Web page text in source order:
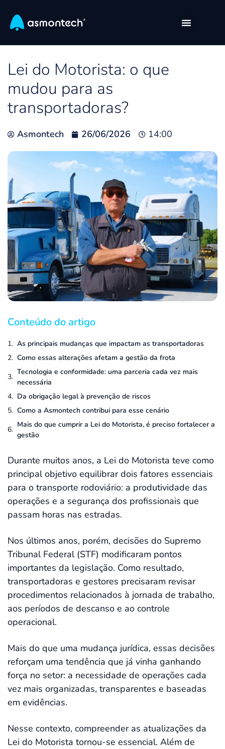
Lei do Motorista: o que
mudou para as
transportadoras?
Asmontech 26/06/2026 14:00
Conteúdo do artigo
As principais mudanças que impactam as transportadoras
Como essas alterações afetam a gestão da frota
Tecnologia e conformidade: uma parceria cada vez mais
necessária
Da obrigação legal à prevenção de riscos
Como a Asmontech contribui para esse cenário
Mais do que cumprir a Lei do Motorista, é preciso fortalecer a
gestão
Durante muitos anos, a Lei do Motorista teve como
principal objetivo equilibrar dois fatores essenciais
para o transporte rodoviário: a produtividade das
operações e a segurança dos profissionais que
passam horas nas estradas.
Nos últimos anos, porém, decisões do Supremo
Tribunal Federal (STF) modificaram pontos
importantes da legislação. Como resultado,
transportadoras e gestores precisaram revisar
procedimentos relacionados à jornada de trabalho,
aos períodos de descanso e ao controle
operacional.
Mais do que uma mudança jurídica, essas decisões
reforçam uma tendência que já vinha ganhando
força no setor: a necessidade de operações cada
vez mais organizadas, transparentes e baseadas
em evidências.
Nesse contexto, compreender as atualizações da
Lei do Motorista tornou-se essencial. Além de